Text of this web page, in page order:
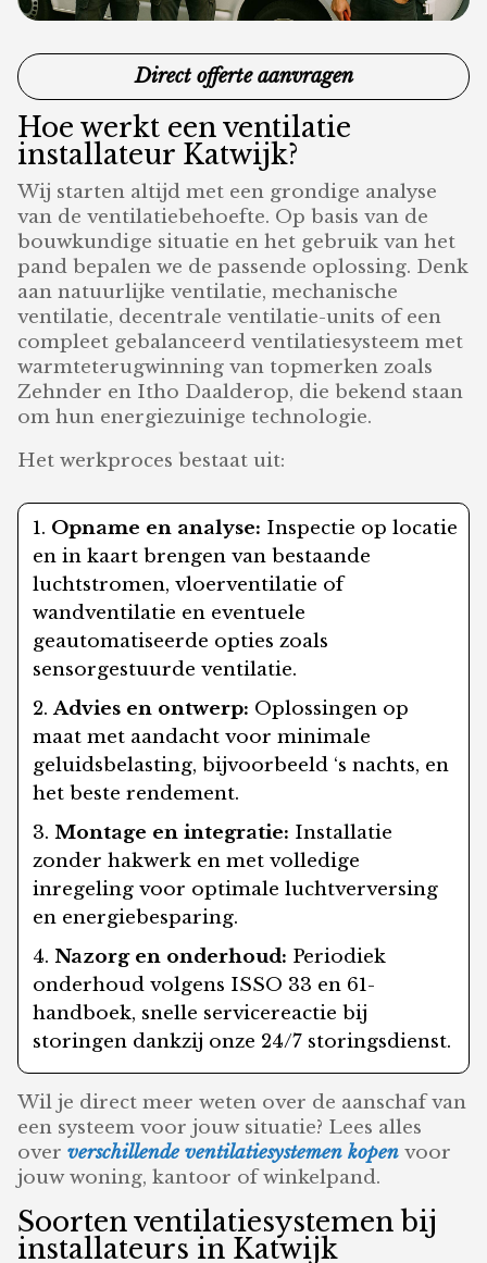
Direct offerte aanvragen
Hoe werkt een ventilatie
installateur Katwijk?
Wij starten altijd met een grondige analyse
van de ventilatiebehoefte. Op basis van de
bouwkundige situatie en het gebruik van het
pand bepalen we de passende oplossing. Denk
aan natuurlijke ventilatie, mechanische
ventilatie, decentrale ventilatie-units of een
compleet gebalanceerd ventilatiesysteem met
warmteterugwinning van topmerken zoals
Zehnder en Itho Daalderop, die bekend staan
om hun energiezuinige technologie.
Het werkproces bestaat uit:
Opname en analyse: Inspectie op locatie
en in kaart brengen van bestaande
luchtstromen, vloerventilatie of
wandventilatie en eventuele
geautomatiseerde opties zoals
sensorgestuurde ventilatie.
Advies en ontwerp: Oplossingen op
maat met aandacht voor minimale
geluidsbelasting, bijvoorbeeld ‘s nachts, en
het beste rendement.
Montage en integratie: Installatie
zonder hakwerk en met volledige
inregeling voor optimale luchtverversing
en energiebesparing.
Nazorg en onderhoud: Periodiek
onderhoud volgens ISSO 33 en 61-
handboek, snelle servicereactie bij
storingen dankzij onze 24/7 storingsdienst.
Wil je direct meer weten over de aanschaf van
een systeem voor jouw situatie? Lees alles
oververschillende ventilatiesystemen kopen voor
jouw woning, kantoor of winkelpand.
Soorten ventilatiesystemen bij
installateurs in Katwijk